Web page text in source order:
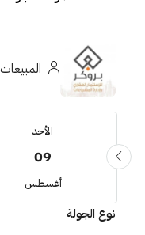
المبيعات
الأحد
09
أغسطس
نوع الجولة